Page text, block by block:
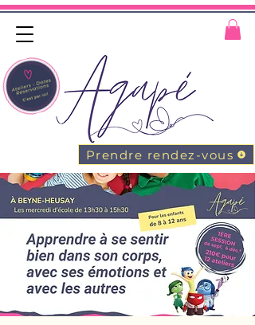
Prendre rendez-vous